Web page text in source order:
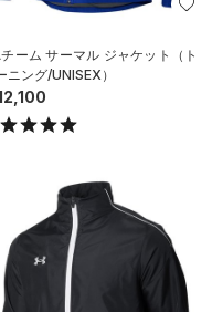
ーム サーマル ジャケット（ト
ニング/UNISEX）